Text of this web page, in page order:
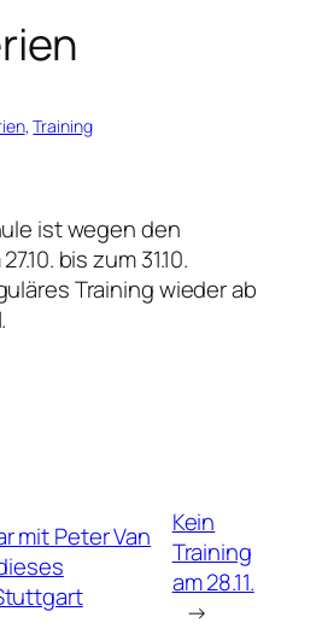
, Training
ist wegen den
bis zum 31.10.
Training wieder ab
mit Peter Van
Kein
Training
am 28.11.
→